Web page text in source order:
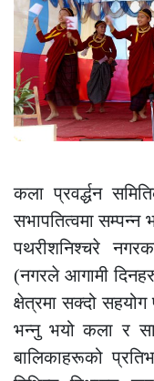
कला प्रवर्द्धन
सभापतित्वमा
पथरीशनिश्चरे
(नगरले आगामी
क्षेत्रमा सक्दो
भन्नु भयो कला र
बालिकाहरूको